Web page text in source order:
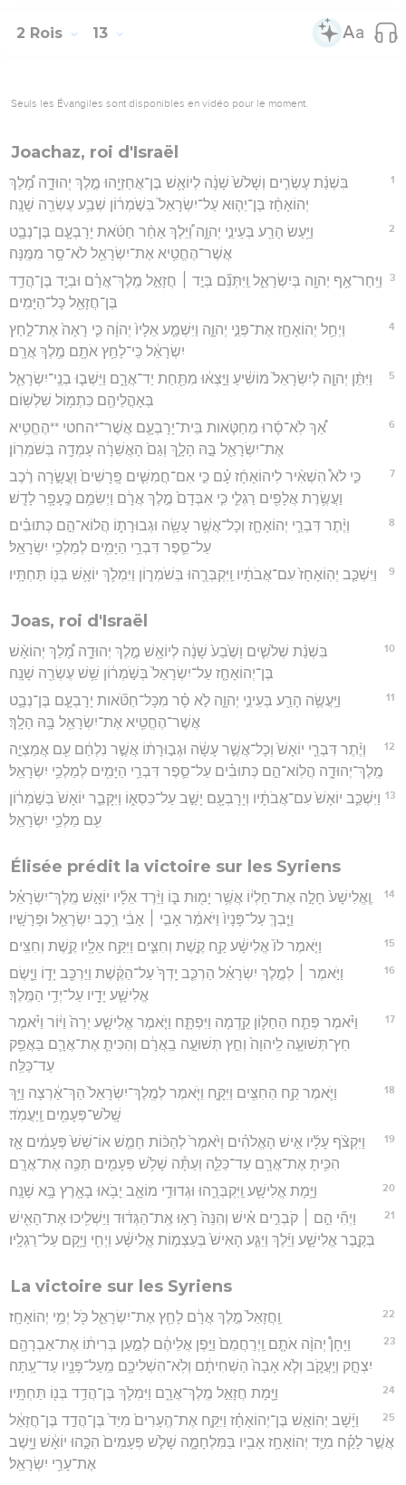
2 Rois 13
Seuls les Évangiles sont disponibles en vidéo pour le moment.
Joachaz, roi d'Israël
1
בִּשְׁנַ֨ת עֶשְׂרִ֤ים וְשָׁלֹשׁ֙ שָׁנָ֔ה לְיוֹאָ֥שׁ בֶּן־אֲחַזְיָ֖הוּ מֶ֣לֶךְ יְהוּדָ֑ה מָ֠לַךְ
יְהוֹאָחָ֨ז בֶּן־יֵה֤וּא עַל־יִשְׂרָאֵל֙ בְּשֹׁ֣מְר֔וֹן שְׁבַ֥ע עֶשְׂרֵ֖ה שָׁנָֽה׃
2
וַיַּ֥עַשׂ הָרַ֖ע בְּעֵינֵ֣י יְהוָ֑ה וַ֠יֵּלֶךְ אַחַ֨ר חַטֹּ֜את יָרָבְעָ֧ם בֶּן־נְבָ֛ט
אֲשֶׁר־הֶחֱטִ֥יא אֶת־יִשְׂרָאֵ֖ל לֹא־סָ֥ר מִמֶּֽנָּה׃
3
וַיִּֽחַר־אַ֥ף יְהוָ֖ה בְּיִשְׂרָאֵ֑ל וַֽיִּתְּנֵ֞ם בְּיַ֣ד ׀ חֲזָאֵ֣ל מֶֽלֶךְ־אֲרָ֗ם וּבְיַ֛ד בֶּן־הֲדַ֥ד
בֶּן־חֲזָאֵ֖ל כָּל־הַיָּמִֽים׃
4
וַיְחַ֥ל יְהוֹאָחָ֖ז אֶת־פְּנֵ֣י יְהוָ֑ה וַיִּשְׁמַ֤ע אֵלָיו֙ יְהוָ֔ה כִּ֤י רָאָה֙ אֶת־לַ֣חַץ
יִשְׂרָאֵ֔ל כִּֽי־לָחַ֥ץ אֹתָ֖ם מֶ֥לֶךְ אֲרָֽם׃
5
וַיִּתֵּ֨ן יְהוָ֤ה לְיִשְׂרָאֵל֙ מוֹשִׁ֔יעַ וַיֵּ֣צְא֔וּ מִתַּ֖חַת יַד־אֲרָ֑ם וַיֵּשְׁב֧וּ בְנֵֽי־יִשְׂרָאֵ֛ל
בְּאָהֳלֵיהֶ֖ם כִּתְמ֥וֹל שִׁלְשֽׁוֹם׃
6
אַ֠ךְ לֹֽא־סָ֜רוּ מֵחַטֹּ֧אות בֵּית־יָרָבְעָ֛ם אֲשֶׁר־*החטי **הֶחֱטִ֥יא
אֶת־יִשְׂרָאֵ֖ל בָּ֣הּ הָלָ֑ךְ וְגַם֙ הָאֲשֵׁרָ֔ה עָמְדָ֖ה בְּשֹׁמְרֽוֹן׃
7
כִּ֣י לֹא֩ הִשְׁאִ֨יר לִיהוֹאָחָ֜ז עָ֗ם כִּ֣י אִם־חֲמִשִּׁ֤ים פָּֽרָשִׁים֙ וַעֲשָׂ֣רָה רֶ֔כֶב
וַעֲשֶׂ֥רֶת אֲלָפִ֖ים רַגְלִ֑י כִּ֤י אִבְּדָם֙ מֶ֣לֶךְ אֲרָ֔ם וַיְשִׂמֵ֥ם כֶּֽעָפָ֖ר לָדֻֽשׁ׃
8
וְיֶ֨תֶר דִּבְרֵ֧י יְהוֹאָחָ֛ז וְכָל־אֲשֶׁ֥ר עָשָׂ֖ה וּגְבוּרָת֑וֹ הֲלוֹא־הֵ֣ם כְּתוּבִ֗ים
עַל־סֵ֛פֶר דִּבְרֵ֥י הַיָּמִ֖ים לְמַלְכֵ֥י יִשְׂרָאֵֽל׃
9 וַיִּשְׁכַּ֤ב יְהֽוֹאָחָז֙ עִם־אֲבֹתָ֔יו וַֽיִּקְבְּרֻ֖הוּ בְּשֹׁמְר֑וֹן וַיִּמְלֹ֛ךְ יוֹאָ֥שׁ בְּנ֖וֹ תַּחְתָּֽיו׃
Joas, roi d'Israël
10
בִּשְׁנַ֨ת שְׁלֹשִׁ֤ים וָשֶׁ֙בַע֙ שָׁנָ֔ה לְיוֹאָ֖שׁ מֶ֣לֶךְ יְהוּדָ֑ה מָ֠לַךְ יְהוֹאָ֨שׁ
בֶּן־יְהוֹאָחָ֤ז עַל־יִשְׂרָאֵל֙ בְּשֹׁ֣מְר֔וֹן שֵׁ֥שׁ עֶשְׂרֵ֖ה שָׁנָֽה׃
11
וַיַּֽעֲשֶׂ֥ה הָרַ֖ע בְּעֵינֵ֣י יְהוָ֑ה לֹ֣א סָ֗ר מִכָּל־חַטֹּ֞אות יָרָבְעָ֧ם בֶּן־נְבָ֛ט
אֲשֶׁר־הֶחֱטִ֥יא אֶת־יִשְׂרָאֵ֖ל בָּ֥הּ הָלָֽךְ׃
12
וְיֶ֨תֶר דִּבְרֵ֤י יוֹאָשׁ֙ וְכָל־אֲשֶׁ֣ר עָשָׂ֔ה וּגְב֣וּרָת֔וֹ אֲשֶׁ֣ר נִלְחַ֔ם עִ֖ם אֲמַצְיָ֣ה
מֶֽלֶךְ־יְהוּדָ֑ה הֲלֽוֹא־הֵ֣ם כְּתוּבִ֗ים עַל־סֵ֛פֶר דִּבְרֵ֥י הַיָּמִ֖ים לְמַלְכֵ֥י יִשְׂרָאֵֽל׃
13 וַיִּשְׁכַּ֤ב יוֹאָשׁ֙ עִם־אֲבֹתָ֔יו וְיָרָבְעָ֖ם יָשַׁ֣ב עַל־כִּסְא֑וֹ וַיִּקָּבֵ֤ר יוֹאָשׁ֙ בְּשֹׁ֣מְר֔וֹן
עִ֖ם מַלְכֵ֥י יִשְׂרָאֵֽל׃
Élisée prédit la victoire sur les Syriens
14
וֶֽאֱלִישָׁע֙ חָלָ֣ה אֶת־חָלְי֔וֹ אֲשֶׁ֥ר יָמ֖וּת בּ֑וֹ וַיֵּ֨רֶד אֵלָ֜יו יוֹאָ֣שׁ מֶֽלֶךְ־יִשְׂרָאֵ֗ל
וַיֵּ֤בְךְּ עַל־פָּנָיו֙ וַיֹּאמַ֔ר אָבִ֣י ׀ אָבִ֔י רֶ֥כֶב יִשְׂרָאֵ֖ל וּפָרָשָֽׁיו׃
15 וַיֹּ֤אמֶר לוֹ֙ אֱלִישָׁ֔ע קַ֖ח קֶ֣שֶׁת וְחִצִּ֑ים וַיִּקַּ֥ח אֵלָ֖יו קֶ֥שֶׁת וְחִצִּֽים׃
16
וַיֹּ֣אמֶר ׀ לְמֶ֣לֶךְ יִשְׂרָאֵ֗ל הַרְכֵּ֤ב יָֽדְךָ֙ עַל־הַקֶּ֔שֶׁת וַיַּרְכֵּ֖ב יָד֑וֹ וַיָּ֧שֶׂם
אֱלִישָׁ֛ע יָדָ֖יו עַל־יְדֵ֥י הַמֶּֽלֶךְ׃
17
וַיֹּ֗אמֶר פְּתַ֧ח הַחַלּ֛וֹן קֵ֖דְמָה וַיִּפְתָּ֑ח וַיֹּ֤אמֶר אֱלִישָׁ֤ע יְרֵה֙ וַיּ֔וֹר וַיֹּ֗אמֶר
חֵץ־תְּשׁוּעָ֤ה לַֽיהוָה֙ וְחֵ֣ץ תְּשׁוּעָ֣ה בַֽאֲרָ֔ם וְהִכִּיתָ֧ אֶת־אֲרָ֛ם בַּאֲפֵ֖ק
עַד־כַּלֵּֽה׃
18
וַיֹּ֛אמֶר קַ֥ח הַחִצִּ֖ים וַיִּקָּ֑ח וַיֹּ֤אמֶר לְמֶֽלֶךְ־יִשְׂרָאֵל֙ הַךְ־אַ֔רְצָה וַיַּ֥ךְ
שָֽׁלֹשׁ־פְּעָמִ֖ים וַֽיַּעֲמֹֽד׃
19
וַיִּקְצֹ֨ף עָלָ֜יו אִ֣ישׁ הָאֱלֹהִ֗ים וַיֹּ֙אמֶר֙ לְהַכּ֨וֹת חָמֵ֤שׁ אוֹ־שֵׁשׁ֙ פְּעָמִ֔ים אָ֛ז
הִכִּ֥יתָ אֶת־אֲרָ֖ם עַד־כַּלֵּ֑ה וְעַתָּ֕ה שָׁלֹ֥שׁ פְּעָמִ֖ים תַּכֶּ֥ה אֶת־אֲרָֽם׃
20 וַיָּ֥מָת אֱלִישָׁ֖ע וַֽיִּקְבְּרֻ֑הוּ וּגְדוּדֵ֥י מוֹאָ֛ב יָבֹ֥אוּ בָאָ֖רֶץ בָּ֥א שָׁנָֽה׃
21
וַיְהִ֞י הֵ֣ם ׀ קֹבְרִ֣ים אִ֗ישׁ וְהִנֵּה֙ רָא֣וּ אֶֽת־הַגְּד֔וּד וַיַּשְׁלִ֥יכוּ אֶת־הָאִ֖ישׁ
בְּקֶ֣בֶר אֱלִישָׁ֑ע וַיֵּ֜לֶךְ וַיִּגַּ֤ע הָאִישׁ֙ בְּעַצְמ֣וֹת אֱלִישָׁ֔ע וַיְחִ֖י וַיָּ֥קָם עַל־רַגְלָֽיו׃
La victoire sur les Syriens
22 וַֽחֲזָאֵל֙ מֶ֣לֶךְ אֲרָ֔ם לָחַ֖ץ אֶת־יִשְׂרָאֵ֑ל כֹּ֖ל יְמֵ֥י יְהוֹאָחָֽז׃
23
וַיָּחָן֩ יְהוָ֨ה אֹתָ֤ם וַֽיְרַחֲמֵם֙ וַיִּ֣פֶן אֲלֵיהֶ֔ם לְמַ֣עַן בְּרִית֔וֹ אֶת־אַבְרָהָ֖ם
יִצְחָ֣ק וְיַֽעֲקֹ֑ב וְלֹ֤א אָבָה֙ הַשְׁחִיתָ֔ם וְלֹֽא־הִשְׁלִיכָ֥ם מֵֽעַל־פָּנָ֖יו עַד־עָֽתָּה׃
24 וַיָּ֖מָת חֲזָאֵ֣ל מֶֽלֶךְ־אֲרָ֑ם וַיִּמְלֹ֛ךְ בֶּן־הֲדַ֥ד בְּנ֖וֹ תַּחְתָּֽיו׃
25
וַיָּ֜שָׁב יְהוֹאָ֣שׁ בֶּן־יְהוֹאָחָ֗ז וַיִּקַּ֤ח אֶת־הֶֽעָרִים֙ מִיַּד֙ בֶּן־הֲדַ֣ד בֶּן־חֲזָאֵ֔ל
אֲשֶׁ֣ר לָקַ֗ח מִיַּ֛ד יְהוֹאָחָ֥ז אָבִ֖יו בַּמִּלְחָמָ֑ה שָׁלֹ֤שׁ פְּעָמִים֙ הִכָּ֣הוּ יוֹאָ֔שׁ וַיָּ֖שֶׁב
אֶת־עָרֵ֥י יִשְׂרָאֵֽל׃